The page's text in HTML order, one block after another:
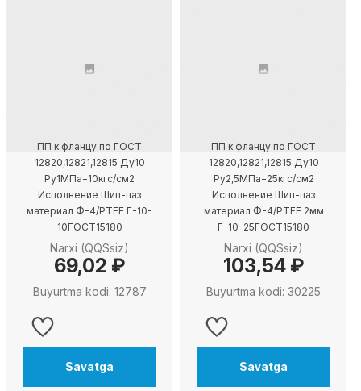
ПП к фланцу по ГОСТ
12820,12821,12815 Ду10
Ру1МПа=10кгс/см2
Исполнение Шип-паз
материал Ф-4/PTFE Г-10-
10ГОСТ15180
Narxi (QQSsiz)
69,02 ₽
Buyurtma kodi: 12787
Savatga
ПП к фланцу по ГОСТ
12820,12821,12815 Ду10
Ру2,5МПа=25кгс/см2
Исполнение Шип-паз
материал Ф-4/PTFE 2мм
Г-10-25ГОСТ15180
Narxi (QQSsiz)
103,54 ₽
Buyurtma kodi: 30225
Savatga